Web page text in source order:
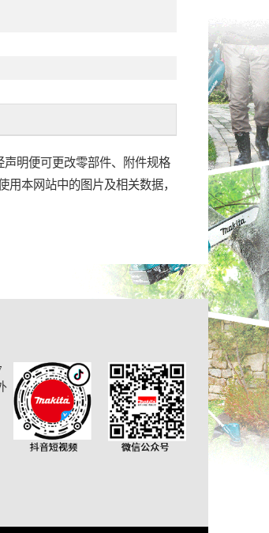
明便可更改零部件、附件规格
本网站中的图片及相关数据，